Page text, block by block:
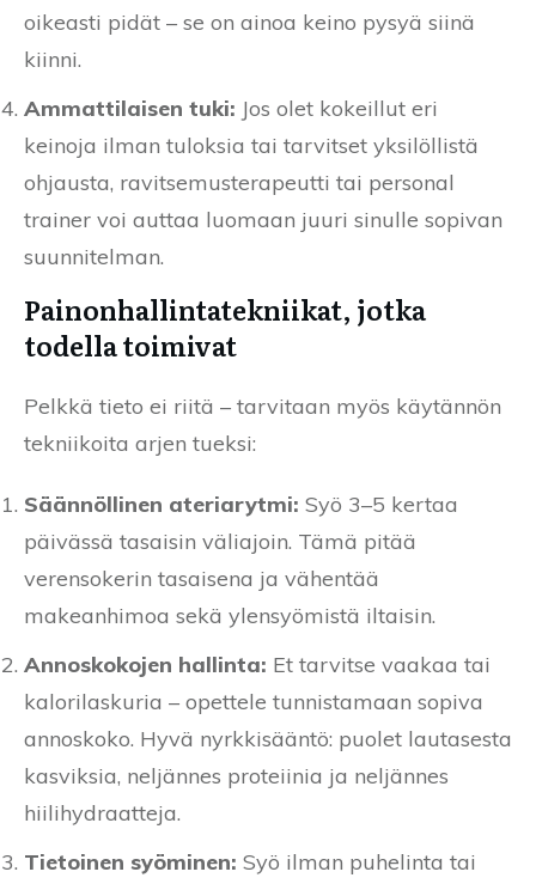
oikeasti pidät – se on ainoa keino pysyä siinä
kiinni.
Ammattilaisen tuki: Jos olet kokeillut eri
keinoja ilman tuloksia tai tarvitset yksilöllistä
ohjausta, ravitsemusterapeutti tai personal
trainer voi auttaa luomaan juuri sinulle sopivan
suunnitelman.
Painonhallintatekniikat, jotka
todella toimivat
Pelkkä tieto ei riitä – tarvitaan myös käytännön
tekniikoita arjen tueksi:
Säännöllinen ateriarytmi: Syö 3–5 kertaa
päivässä tasaisin väliajoin. Tämä pitää
verensokerin tasaisena ja vähentää
makeanhimoa sekä ylensyömistä iltaisin.
Annoskokojen hallinta: Et tarvitse vaakaa tai
kalorilaskuria – opettele tunnistamaan sopiva
annoskoko. Hyvä nyrkkisääntö: puolet lautasesta
kasviksia, neljännes proteiinia ja neljännes
hiilihydraatteja.
Tietoinen syöminen: Syö ilman puhelinta tai